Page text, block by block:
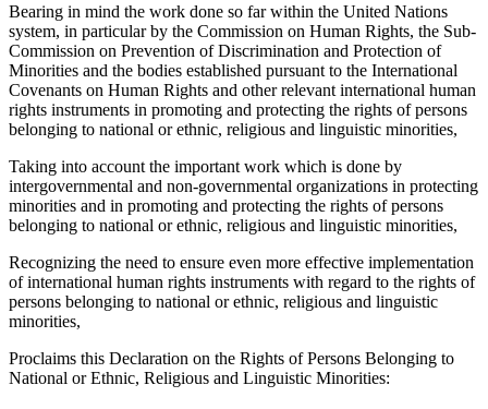
Bearing in mind the work done so far within the United Nations
system, in particular by the Commission on Human Rights, the Sub-
Commission on Prevention of Discrimination and Protection of
Minorities and the bodies established pursuant to the International
Covenants on Human Rights and other relevant international human
rights instruments in promoting and protecting the rights of persons
belonging to national or ethnic, religious and linguistic minorities,
Taking into account the important work which is done by
intergovernmental and non-governmental organizations in protecting
minorities and in promoting and protecting the rights of persons
belonging to national or ethnic, religious and linguistic minorities,
Recognizing the need to ensure even more effective implementation
of international human rights instruments with regard to the rights of
persons belonging to national or ethnic, religious and linguistic
minorities,
Proclaims this Declaration on the Rights of Persons Belonging to
National or Ethnic, Religious and Linguistic Minorities: